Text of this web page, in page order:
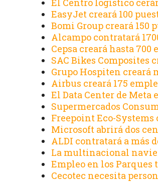
El Centro logístico
EasyJet creará 100
Bomi Group creará 150
Alcampo contratará
Cepsa creará hasta
SAC Bikes Composites
Grupo Hospiten creará
Airbus creará 175
El Data Center de Meta
Supermercados
Freepoint Eco-
Microsoft abrirá dos
ALDI contratará a más
La multinacional
Empleo en los Parques
Cecotec necesita